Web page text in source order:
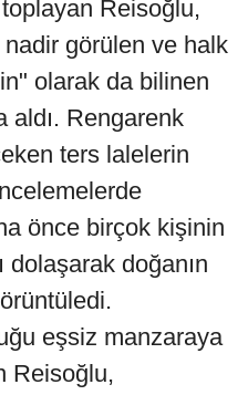
Reisoğlu,
görülen ve halk
olarak da bilinen
aldı. Rengarenk
ters lalelerin
önce birçok kişinin
dolaşarak doğanın
eşsiz manzaraya
Reisoğlu,